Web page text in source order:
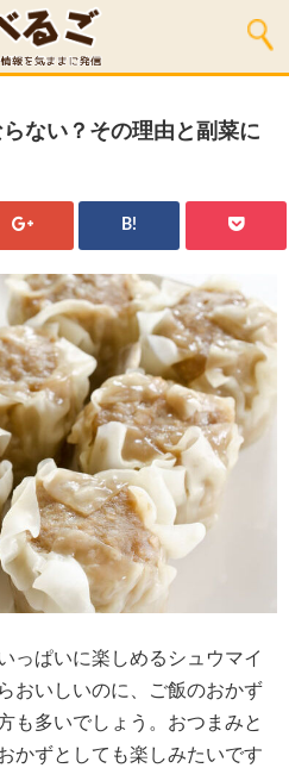
ない？その理由と副菜に
B!
っぱいに楽しめるシュウマイ
おいしいのに、ご飯のおかず
も多いでしょう。おつまみと
かずとしても楽しみたいです